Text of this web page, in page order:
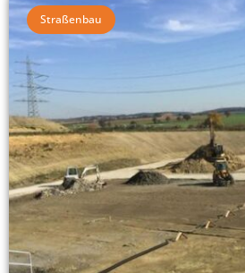
Straßenbau